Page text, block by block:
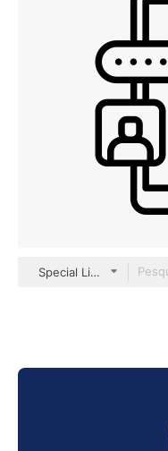
Special Lineal